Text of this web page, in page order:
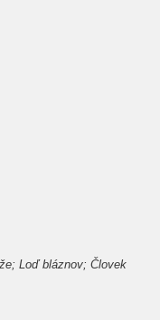
Loď bláznov; Človek